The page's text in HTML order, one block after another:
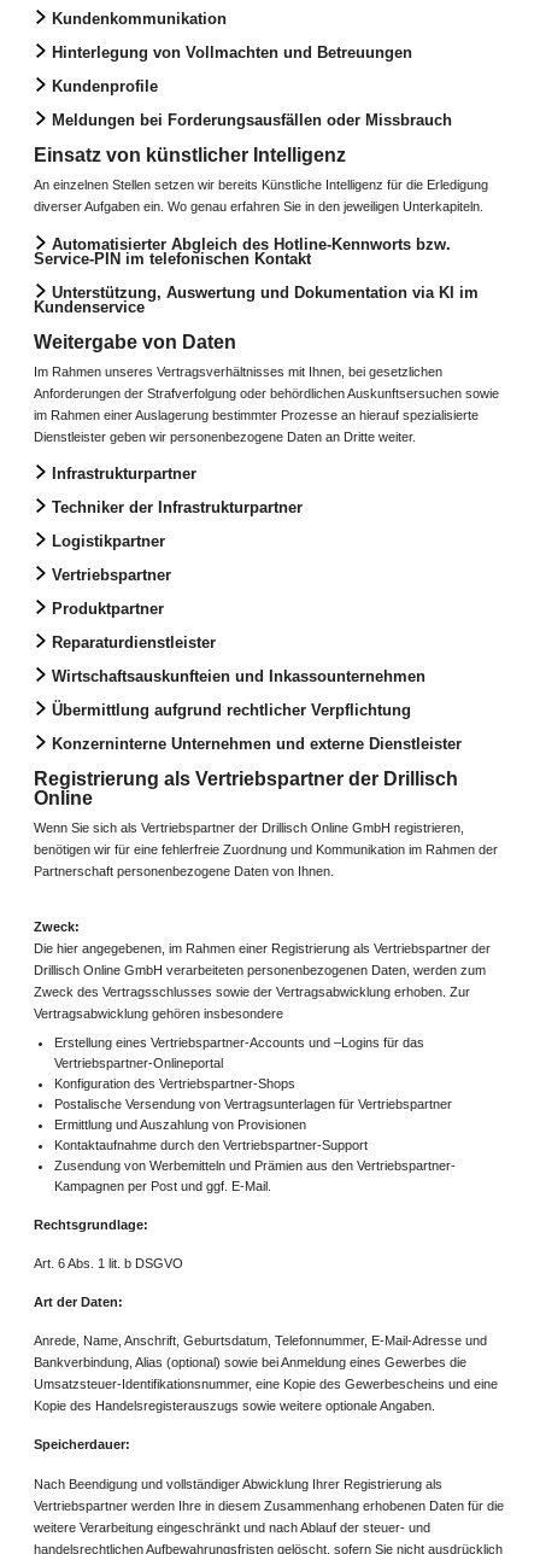
Kundenkommunikation
Hinterlegung von Vollmachten und Betreuungen
Kundenprofile
Meldungen bei Forderungsausfällen oder Missbrauch
Einsatz von künstlicher Intelligenz
An einzelnen Stellen setzen wir bereits Künstliche Intelligenz für die Erledigung
diverser Aufgaben ein. Wo genau erfahren Sie in den jeweiligen Unterkapiteln.
Automatisierter Abgleich des Hotline-Kennworts bzw.
Service-PIN im telefonischen Kontakt
Unterstützung, Auswertung und Dokumentation via KI im
Kundenservice
Weitergabe von Daten
Im Rahmen unseres Vertragsverhältnisses mit Ihnen, bei gesetzlichen
Anforderungen der Strafverfolgung oder behördlichen Auskunftsersuchen sowie
im Rahmen einer Auslagerung bestimmter Prozesse an hierauf spezialisierte
Dienstleister geben wir personenbezogene Daten an Dritte weiter.
Infrastrukturpartner
Techniker der Infrastrukturpartner
Logistikpartner
Vertriebspartner
Produktpartner
Reparaturdienstleister
Wirtschaftsauskunfteien und Inkassounternehmen
Übermittlung aufgrund rechtlicher Verpflichtung
Konzerninterne Unternehmen und externe Dienstleister
Registrierung als Vertriebspartner der Drillisch
Online
Wenn Sie sich als Vertriebspartner der Drillisch Online GmbH registrieren,
benötigen wir für eine fehlerfreie Zuordnung und Kommunikation im Rahmen der
Partnerschaft personenbezogene Daten von Ihnen.
Zweck:
Die hier angegebenen, im Rahmen einer Registrierung als Vertriebspartner der
Drillisch Online GmbH verarbeiteten personenbezogenen Daten, werden zum
Zweck des Vertragsschlusses sowie der Vertragsabwicklung erhoben. Zur
Vertragsabwicklung gehören insbesondere
Erstellung eines Vertriebspartner-Accounts und –Logins für das
Vertriebspartner-Onlineportal
Konfiguration des Vertriebspartner-Shops
Postalische Versendung von Vertragsunterlagen für Vertriebspartner
Ermittlung und Auszahlung von Provisionen
Kontaktaufnahme durch den Vertriebspartner-Support
Zusendung von Werbemitteln und Prämien aus den Vertriebspartner-
Kampagnen per Post und ggf. E-Mail.
Rechtsgrundlage:
Art. 6 Abs. 1 lit. b DSGVO
Art der Daten:
Anrede, Name, Anschrift, Geburtsdatum, Telefonnummer, E-Mail-Adresse und
Bankverbindung, Alias (optional) sowie bei Anmeldung eines Gewerbes die
Umsatzsteuer-Identifikationsnummer, eine Kopie des Gewerbescheins und eine
Kopie des Handelsregisterauszugs sowie weitere optionale Angaben.
Speicherdauer:
Nach Beendigung und vollständiger Abwicklung Ihrer Registrierung als
Vertriebspartner werden Ihre in diesem Zusammenhang erhobenen Daten für die
weitere Verarbeitung eingeschränkt und nach Ablauf der steuer- und
handelsrechtlichen Aufbewahrungsfristen gelöscht, sofern Sie nicht ausdrücklich